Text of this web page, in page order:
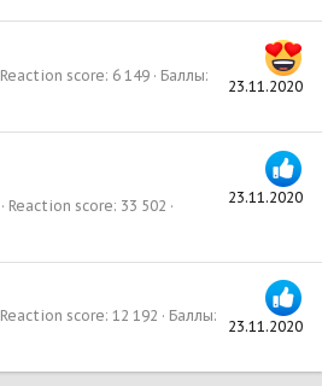
23.11.2020
Reaction score 6 149
Баллы
23.11.2020
Reaction score 33 502
23.11.2020
Reaction score 12 192
Баллы